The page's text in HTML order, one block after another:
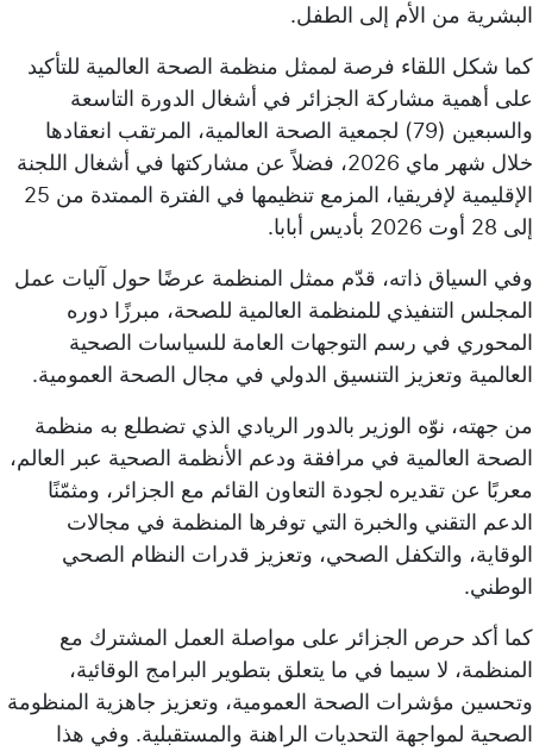
البشرية من الأم إلى الطفل.
كما شكل اللقاء فرصة لممثل منظمة الصحة العالمية للتأكيد
على أهمية مشاركة الجزائر في أشغال الدورة التاسعة
والسبعين (79) لجمعية الصحة العالمية، المرتقب انعقادها
خلال شهر ماي 2026، فضلاً عن مشاركتها في أشغال اللجنة
الإقليمية لإفريقيا، المزمع تنظيمها في الفترة الممتدة من 25
إلى 28 أوت 2026 بأديس أبابا.
وفي السياق ذاته، قدّم ممثل المنظمة عرضًا حول آليات عمل
المجلس التنفيذي للمنظمة العالمية للصحة، مبرزًا دوره
المحوري في رسم التوجهات العامة للسياسات الصحية
العالمية وتعزيز التنسيق الدولي في مجال الصحة العمومية.
من جهته، نوّه الوزير بالدور الريادي الذي تضطلع به منظمة
الصحة العالمية في مرافقة ودعم الأنظمة الصحية عبر العالم،
معربًا عن تقديره لجودة التعاون القائم مع الجزائر، ومثمّنًا
الدعم التقني والخبرة التي توفرها المنظمة في مجالات
الوقاية، والتكفل الصحي، وتعزيز قدرات النظام الصحي
الوطني.
كما أكد حرص الجزائر على مواصلة العمل المشترك مع
المنظمة، لا سيما في ما يتعلق بتطوير البرامج الوقائية،
وتحسين مؤشرات الصحة العمومية، وتعزيز جاهزية المنظومة
الصحية لمواجهة التحديات الراهنة والمستقبلية. وفي هذا